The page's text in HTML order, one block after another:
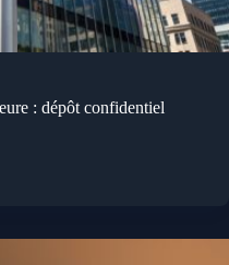
: dépôt confidentiel